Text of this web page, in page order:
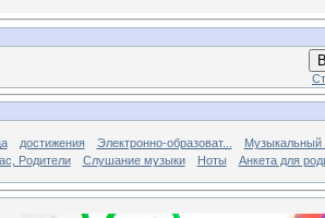
достижения Электронно-образоват...
Музыкальный
Родители
Слушание музыки Ноты Анкета для